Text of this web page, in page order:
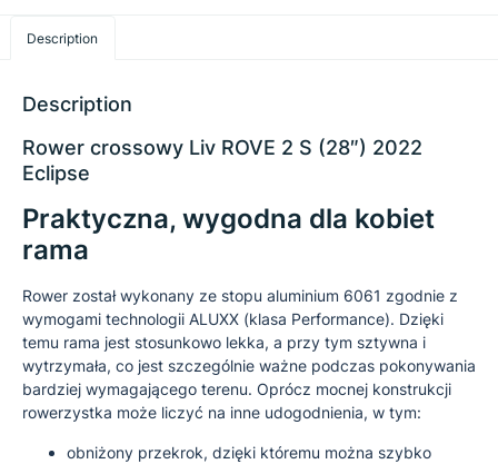
Description
Description
Rower crossowy Liv ROVE 2 S (28″) 2022
Eclipse
Praktyczna, wygodna dla kobiet
rama
Rower został wykonany ze stopu aluminium 6061 zgodnie z
wymogami technologii ALUXX (klasa Performance). Dzięki
temu rama jest stosunkowo lekka, a przy tym sztywna i
wytrzymała, co jest szczególnie ważne podczas pokonywania
bardziej wymagającego terenu. Oprócz mocnej konstrukcji
rowerzystka może liczyć na inne udogodnienia, w tym:
obniżony przekrok, dzięki któremu można szybko